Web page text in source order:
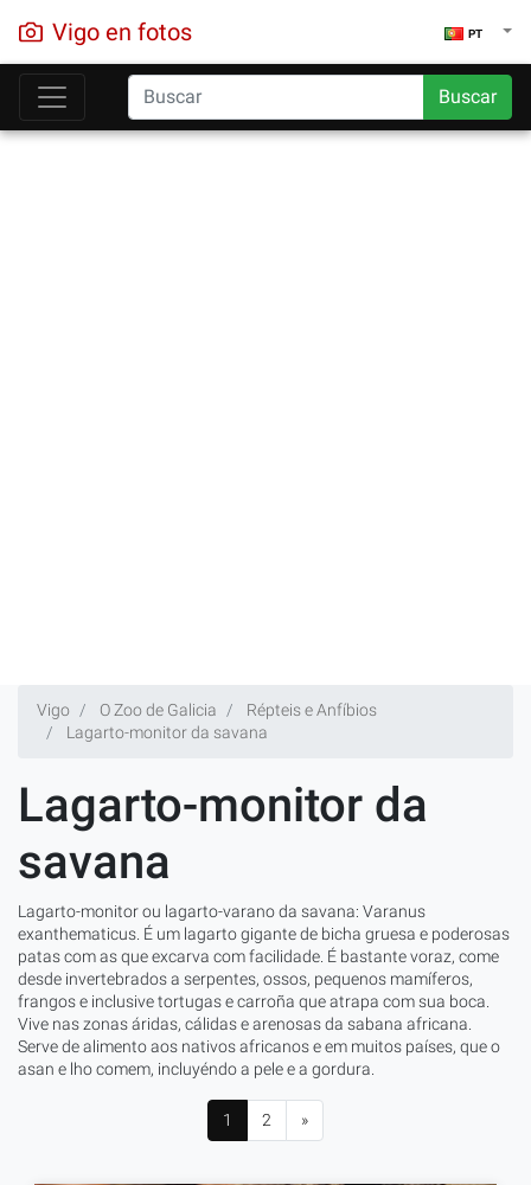
Vigo en fotos PT
Buscar
Vigo O Zoo de Galicia
Répteis e Anfíbios
Lagarto-monitor da savana
Lagarto-monitor da
savana
Lagarto-monitor ou lagarto-varano da savana: Varanus
exanthematicus. É um lagarto gigante de bicha gruesa e poderosas
patas com as que excarva com facilidade. É bastante voraz, come
desde invertebrados a serpentes, ossos, pequenos mamíferos,
frangos e inclusive tortugas e carroña que atrapa com sua boca.
Vive nas zonas áridas, cálidas e arenosas da sabana africana.
Serve de alimento aos nativos africanos e em muitos países, que o
asan e lho comem, incluyéndo a pele e a gordura.
1 2 »